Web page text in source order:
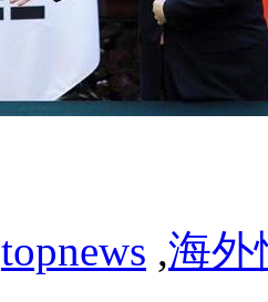
topnews ,海外